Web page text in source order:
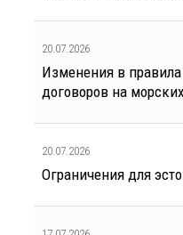
20.07.2026
Изменения в
договоров на
20.07.2026
Ограничения для